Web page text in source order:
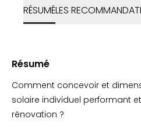
RÉSUMÉLES
Résumé
Comment concevoir et
solaire individuel performant
rénovation ?